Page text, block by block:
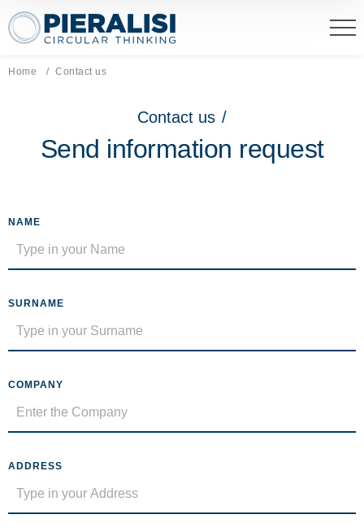
Pieralisi Maip Spa
Home Current page:
Contact us
Contact us /
Send information request
NAME
SURNAME
COMPANY
ADDRESS